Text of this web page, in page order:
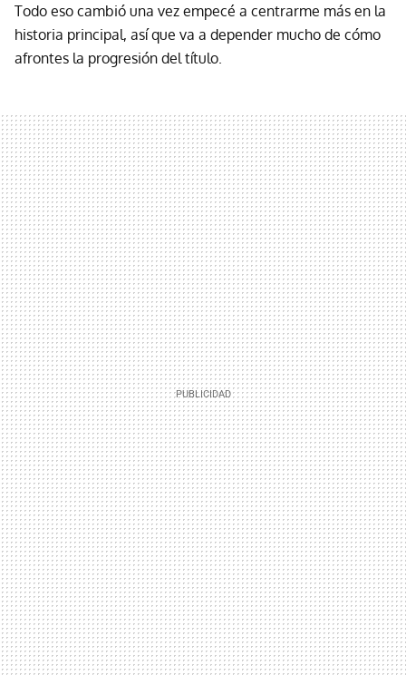
Todo eso cambió una vez empecé a centrarme más en la
historia principal, así que va a depender mucho de cómo
afrontes la progresión del título.